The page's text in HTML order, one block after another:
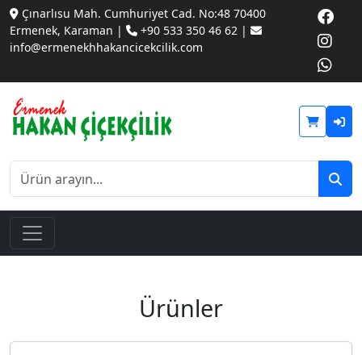
Çınarlısu Mah. Cumhuriyet Cad. No:48 70400
Ermenek, Karaman |
+90 533 350 46 62 |
info@ermenekhhakancicekcilik.com
Ürünler